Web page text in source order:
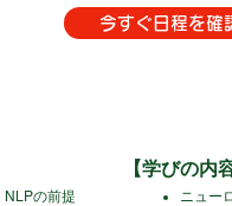
今すぐ日程を確
【​学びの内
NLPの前提
ニュー